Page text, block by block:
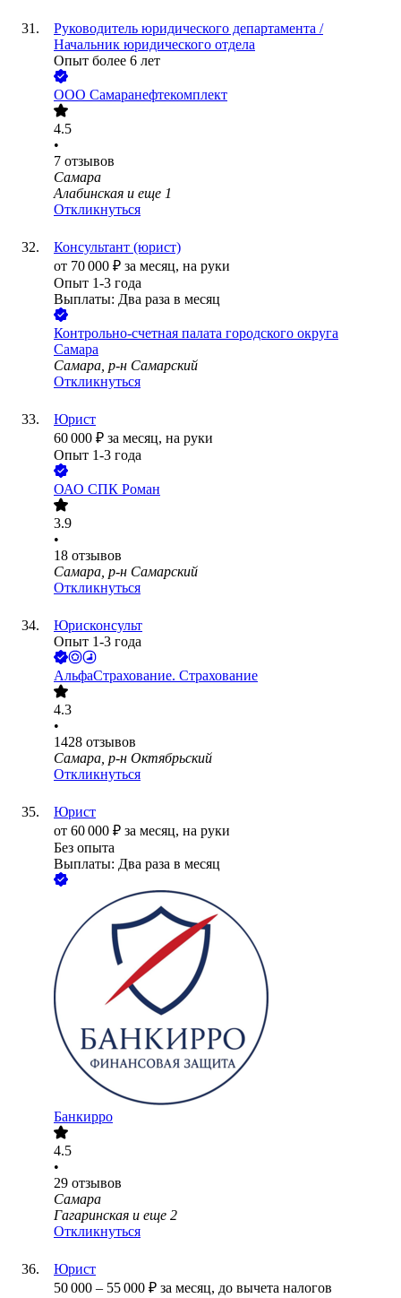
Руководитель юридического департамента /
Начальник юридического отдела
Опыт более 6 лет
ООО Самаранефтекомплект
4.5
•
7 отзывов
Самара
Алабинская и еще 1
Откликнуться
Консультант (юрист)
от 70 000 ₽ за месяц, на руки
Опыт 1-3 года
Выплаты: Два раза в месяц
Контрольно-счетная палата городского округа
Самара
Самара, р-н Самарский
Откликнуться
Юрист
60 000 ₽ за месяц, на руки
Опыт 1-3 года
ОАО СПК Роман
3.9
•
18 отзывов
Самара, р-н Самарский
Откликнуться
Юрисконсульт
Опыт 1-3 года
АльфаСтрахование. Страхование
4.3
•
1428 отзывов
Самара, р-н Октябрьский
Откликнуться
Юрист
от 60 000 ₽ за месяц, на руки
Без опыта
Выплаты: Два раза в месяц
Банкирро
4.5
•
29 отзывов
Самара
Гагаринская и еще 2
Откликнуться
Юрист
50 000 – 55 000 ₽ за месяц, до вычета налогов